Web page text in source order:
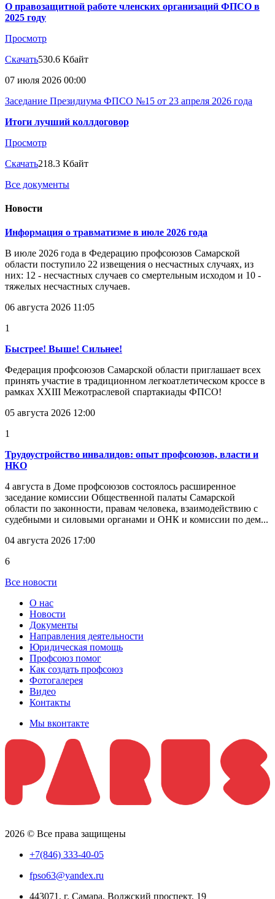
О правозащитной работе членских организаций ФПСО в
2025 году
Просмотр
Скачать530.6 Кбайт
07 июля 2026 00:00
Заседание Президиума ФПСО №15 от 23 апреля 2026 года
Итоги лучший коллдоговор
Просмотр
Скачать218.3 Кбайт
Все документы
Новости
Информация о травматизме в июле 2026 года
В июле 2026 года в Федерацию профсоюзов Самарской
области поступило 22 извещения о несчастных случаях, из
них: 12 - несчастных случаев со смертельным исходом и 10 -
тяжелых несчастных случаев.
06 августа 2026 11:05
1
Быстрее! Выше! Сильнее!
Федерация профсоюзов Самарской области приглашает всех
принять участие в традиционном легкоатлетическом кроссе в
рамках XXIII Межотраслевой спартакиады ФПСО!
05 августа 2026 12:00
1
Трудоустройство инвалидов: опыт профсоюзов, власти и
НКО
4 августа в Доме профсоюзов состоялось расширенное
заседание комиссии Общественной палаты Самарской
области по законности, правам человека, взаимодействию с
судебными и силовыми органами и ОНК и комиссии по дем...
04 августа 2026 17:00
6
Все новости
О нас
Новости
Документы
Направления деятельности
Юридическая помощь
Профсоюз помог
Как создать профсоюз
Фотогалерея
Видео
Контакты
Мы вконтакте
2026 © Все права защищены
+7(846) 333-40-05
fpso63@yandex.ru
443071, г. Самара, Волжский проспект, 19